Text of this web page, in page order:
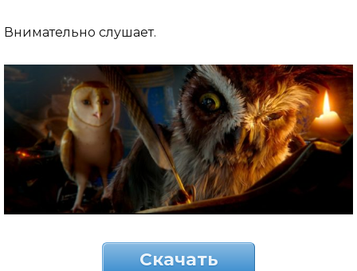
Внимательно слушает.
Скачать